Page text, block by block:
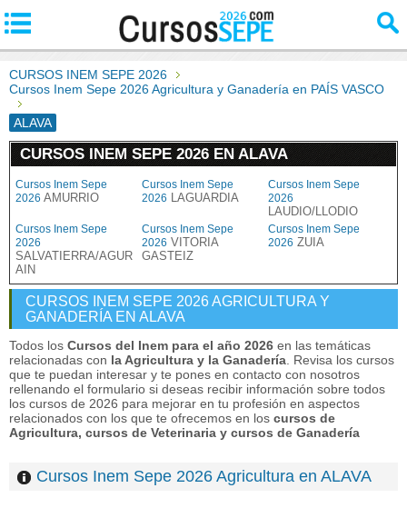
CURSOS INEM SEPE 2026
Cursos Inem Sepe 2026 Agricultura y Ganadería en PAÍS VASCO
ALAVA
CURSOS INEM SEPE 2026 EN ALAVA
Cursos Inem Sepe
2026 AMURRIO
Cursos Inem Sepe
2026 LAGUARDIA
Cursos Inem Sepe
2026
LAUDIO/LLODIO
Cursos Inem Sepe
2026
SALVATIERRA/AGUR
AIN
Cursos Inem Sepe
2026 VITORIA
GASTEIZ
Cursos Inem Sepe
2026 ZUIA
CURSOS INEM SEPE 2026 AGRICULTURA Y
GANADERÍA EN ALAVA
Todos los Cursos del Inem para el año 2026 en las temáticas
relacionadas con la Agricultura y la Ganadería . Revisa los cursos
que te puedan interesar y te pones en contacto con nosotros
rellenando el formulario si deseas recibir información sobre todos
los cursos de 2026 para mejorar en tu profesión en aspectos
relacionados con los que te ofrecemos en los cursos de
Agricultura, cursos de Veterinaria y cursos de Ganadería
Cursos Inem Sepe 2026 Agricultura en ALAVA